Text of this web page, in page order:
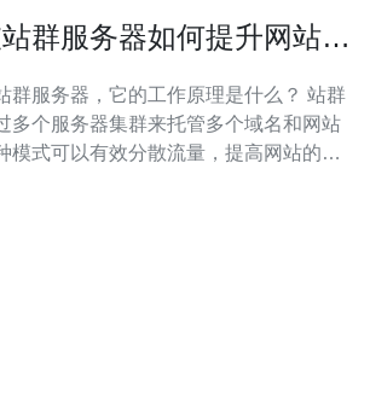
群服务器如何提升网站访
群服务器，它的工作原理是什么？ 站群
多个服务器集群来托管多个域名和网站
模式可以有效分散流量，提高网站的负
站的访问速度，降低单一服务器的压